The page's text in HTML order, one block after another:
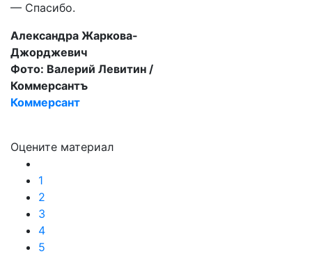
— Спасибо.
Александра Жаркова-
Джорджевич
Фото: Валерий Левитин /
Коммерсантъ
Коммерсант
Оцените материал
1
2
3
4
5